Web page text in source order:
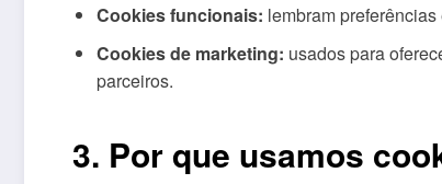
Cookies funcionais: lembram
Cookies de marketing: usados para
parceiros.
3. Por que usamos